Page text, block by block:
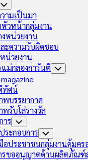
Toggle
Child
Menu
ามเป็นมา
วหน้ากลุ่มงาน
งหน่วยงาน
ะความรับผิดชอบ
น่วยงาน
แม่กลองการันตี Toggle
magazine
ทัศน์
พบรรยากาศ
พรับโล่รางวัล
าร Toggle
Child
Menu
ระกอบการ Toggle
Child
Menu
อประชาชนกลุ่มงานคุ้มคร
รขออนุญาตด้านผลิตภัณฑ์